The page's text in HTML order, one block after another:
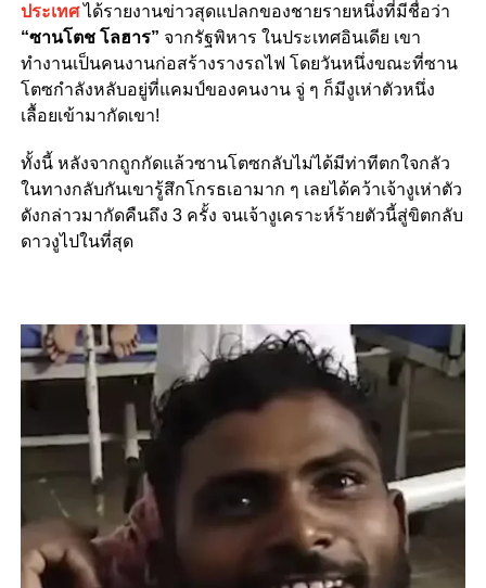
ประเทศได้รายงานข่าวสุดแปลกของชายรายหนึ่งที่มีชื่อว่า
“ซานโตช โลฮาร” จากรัฐพิหาร ในประเทศอินเดีย เขา
ทำงานเป็นคนงานก่อสร้างรางรถไฟ โดยวันหนึ่งขณะที่ซาน
โตซกำลังหลับอยู่ที่แคมป์ของคนงาน จู่ ๆ ก็มีงูเห่าตัวหนึ่ง
เลื้อยเข้ามากัดเขา!
ทั้งนี้ หลังจากถูกกัดแล้วซานโตซกลับไม่ได้มีท่าทีตกใจกลัว
ในทางกลับกันเขารู้สึกโกรธเอามาก ๆ เลยได้คว้าเจ้างูเห่าตัว
ดังกล่าวมากัดคืนถึง 3 ครั้ง จนเจ้างูเคราะห์ร้ายตัวนี้สู่ขิตกลับ
ดาวงูไปในที่สุด